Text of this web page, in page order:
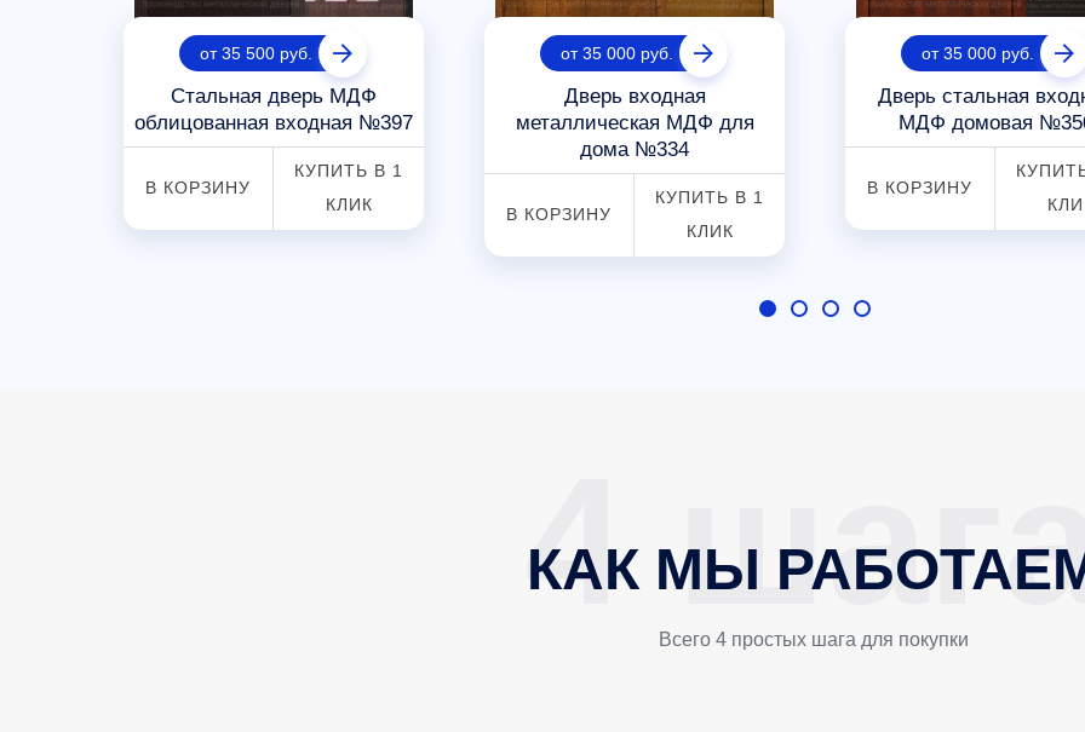
от 35 500 руб.
Стальная дверь МДФ
облицованная входная №397
В КОРЗИНУ
КУПИТЬ В 1
КЛИК
от 35 000 руб.
Дверь входная
металлическая МДФ для
дома №334
В КОРЗИНУ
КУПИТЬ В 1
КЛИК
от 35 000 руб.
Дверь стальная
МДФ домовая
В КОРЗИНУ
КАК МЫ
Всего 4 простых шага для покупки